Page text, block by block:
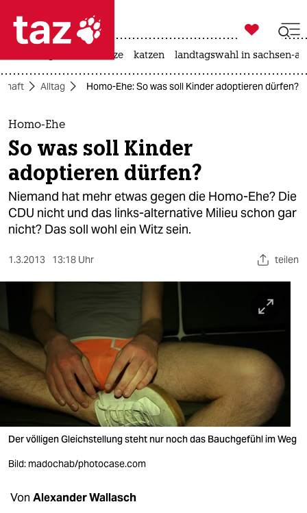
 taz zahl ich
taz zahl ich
themen
politik
öko
gesellschaft
sport
berlin
nord
wahrheit
verlag
verlag

taz zahl ich
hitze katzen landtagswahl in sachsen-
Alltag Homo-Ehe: So was soll Kinder adoptieren dürfen?
Homo-Ehe
So was soll Kinder
adoptieren dürfen?
Niemand hat mehr etwas gegen die Homo-Ehe? Die
CDU nicht und das links-alternative Milieu schon gar
nicht? Das soll wohl ein Witz sein.
1.3.2013 13:18 Uhr teilen
Der völligen Gleichstellung steht nur noch das Bauchgefühl im Weg
Bild: madochab/photocase.com
Von Alexander Wallasch